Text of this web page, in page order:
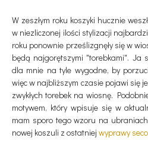
W zeszłym roku koszyki hucznie
w niezliczonej ilości stylizacji
roku ponownie prześlizgnęły się w
będą najgorętszymi "torebkami". Ja
dla mnie na tyle wygodne, by
więc w najbliższym czasie pojawi się
zwykłych torebek na wiosnę.
motywem, który wpisuje się w
mam sporo tego wzoru na
nowej koszuli z ostatniej wyprawy